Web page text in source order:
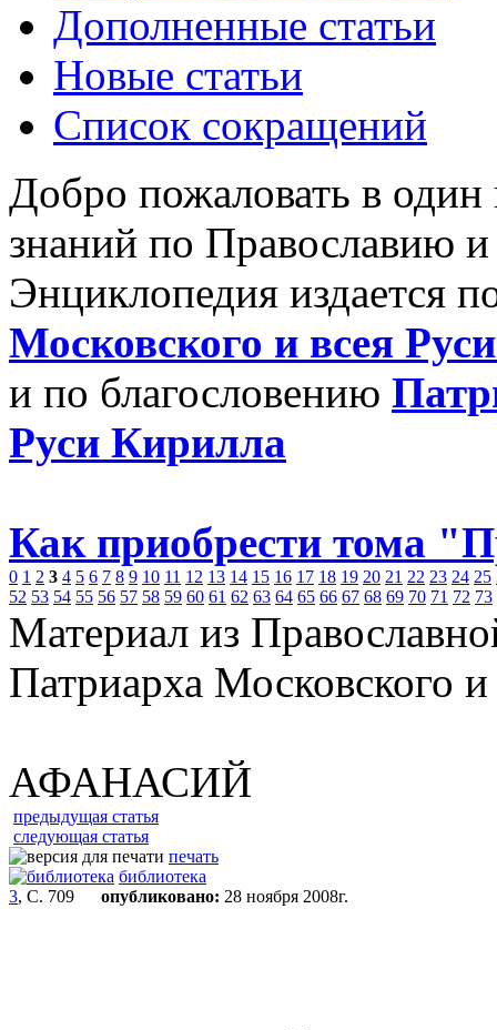
Дополненные статьи
Новые статьи
Список сокращений
Добро пожаловать в
знаний по Православию
Энциклопедия издается
Московского и всея
и по благословению
Руси Кирилла
Как приобрести тома
0 1 2 3 4 5 6 7 8 9 10 11 12 13 14 15 16 17 18 19 20 21 22 23 24 25
52 53 54 55 56 57 58 59 60 61 62 63 64 65 66 67 68 69 70 71 72 73
Материал из
Патриарха Московского
АФАНАСИЙ
предыдущая статья
следующая статья
печать
библиотека
3, С. 709 опубликовано: 28 ноября 2008г.